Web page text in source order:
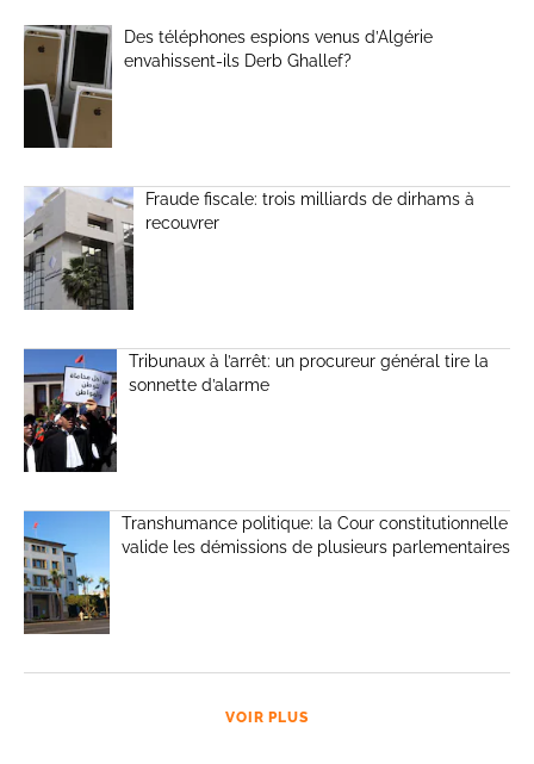
Des téléphones espions venus d’Algérie
envahissent-ils Derb Ghallef?
Fraude fiscale: trois milliards de dirhams à
recouvrer
Tribunaux à l’arrêt: un procureur général tire la
sonnette d’alarme
Transhumance politique: la Cour constitutionnelle
valide les démissions de plusieurs parlementaires
VOIR PLUS